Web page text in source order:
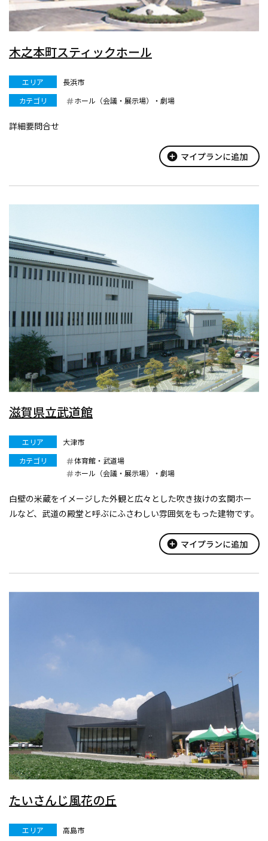
木之本町スティックホール
エリア
長浜市
カテゴリ
ホール（会議・展示場）・劇場
詳細要問合せ
add_circle マイプランに追加
滋賀県立武道館
エリア
大津市
カテゴリ
体育館・武道場
ホール（会議・展示場）・劇場
白壁の米蔵をイメージした外観と広々とした吹き抜けの玄関ホー
ルなど、武道の殿堂と呼ぶにふさわしい雰囲気をもった建物です。
add_circle マイプランに追加
たいさんじ風花の丘
エリア
高島市